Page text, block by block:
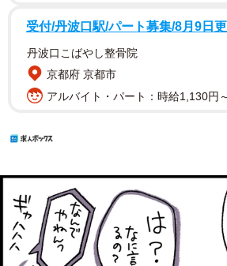
受付/丹波口駅/パート募集/8月9日
丹波口こばやし整骨院
京都府 京都市
アルバイト・パート：時給1,130円